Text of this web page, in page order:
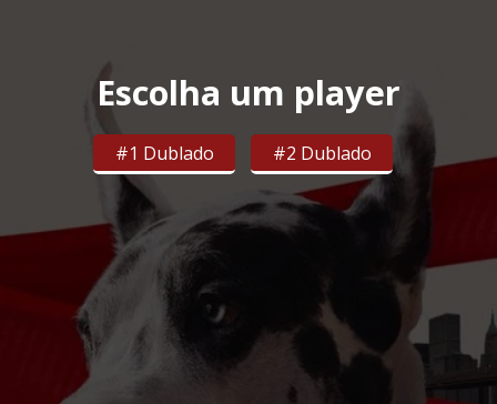
Escolha um player
#1 Dublado #2 Dublado